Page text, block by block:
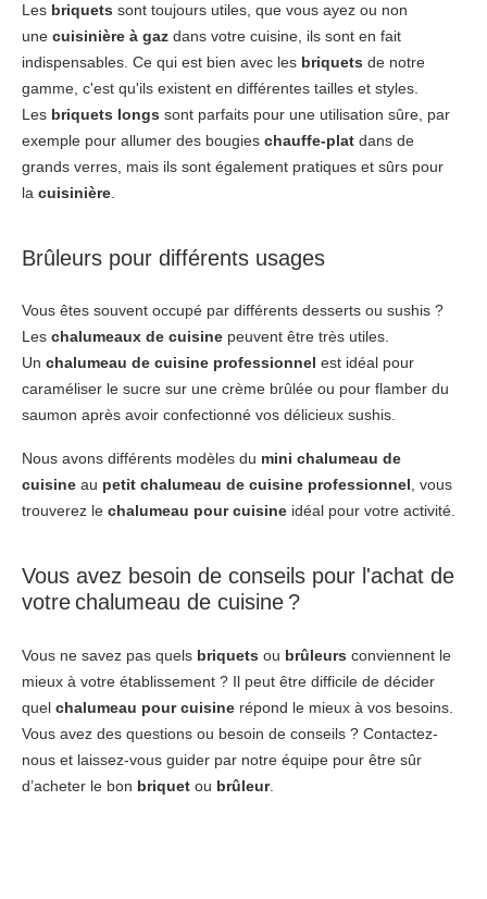
Les briquets sont toujours utiles, que vous ayez ou non
une cuisinière à gaz dans votre cuisine, ils sont en fait
indispensables. Ce qui est bien avec les briquets de notre
gamme, c'est qu'ils existent en différentes tailles et styles.
Les briquets longs sont parfaits pour une utilisation sûre, par
exemple pour allumer des bougies chauffe-plat dans de
grands verres, mais ils sont également pratiques et sûrs pour
la cuisinière.
Brûleurs pour différents usages
Vous êtes souvent occupé par différents desserts ou sushis ?
Les chalumeaux de cuisine peuvent être très utiles.
Un chalumeau de cuisine professionnel est idéal pour
caraméliser le sucre sur une crème brûlée ou pour flamber du
saumon après avoir confectionné vos délicieux sushis.
Nous avons différents modèles du mini chalumeau de
cuisine au petit chalumeau de cuisine professionnel, vous
trouverez le chalumeau pour cuisine idéal pour votre activité.
Vous avez besoin de conseils pour l'achat de
votrechalumeau de cuisine ?
Vous ne savez pas quels briquets ou brûleurs conviennent le
mieux à votre établissement ? Il peut être difficile de décider
quel chalumeau pour cuisine répond le mieux à vos besoins.
Vous avez des questions ou besoin de conseils ? Contactez-
nous et laissez-vous guider par notre équipe pour être sûr
d’acheter le bon briquet ou brûleur.